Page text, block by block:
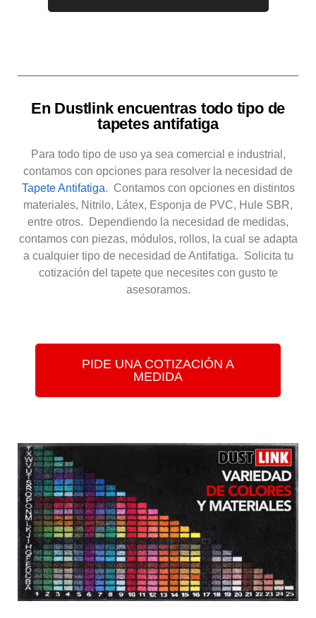
En Dustlink encuentras todo tipo de
tapetes antifatiga
Para todo tipo de uso ya sea comercial e industrial,
contamos con opciones para resolver la necesidad de
Tapete Antifatiga. Contamos con opciones en distintos
materiales, Nitrilo, Látex, Esponja de PVC, Hule SBR,
entre otros. Dependiendo la necesidad de medidas,
contamos con piezas, módulos, rollos, la cual se adapta
a cualquier tipo de necesidad de Antifatiga. Solicita tu
cotización del tapete que necesites con gusto te
asesoramos.
PIDE UNA COTIZACIÓN A
MEDIDA